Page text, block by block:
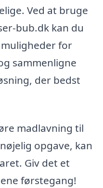
Ved at bruge
bub.dk kan du
for
sammenligne
der bedst
madlavning til
opgave, kan
Giv det et
førstegang!